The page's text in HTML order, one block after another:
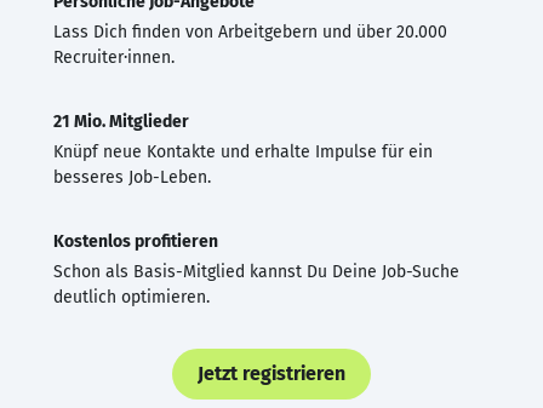
Lass Dich finden von Arbeitgebern und über 20.000
Recruiter·innen.
21 Mio. Mitglieder
Knüpf neue Kontakte und erhalte Impulse für ein
besseres Job-Leben.
Kostenlos profitieren
Schon als Basis-Mitglied kannst Du Deine Job-Suche
deutlich optimieren.
Jetzt registrieren